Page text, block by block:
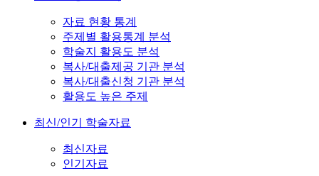
자료 현황 통계
주제별 활용통계 분석
학술지 활용도 분석
복사/대출제공 기관 분석
복사/대출신청 기관 분석
활용도 높은 주제
최신/인기 학술자료
최신자료
인기자료